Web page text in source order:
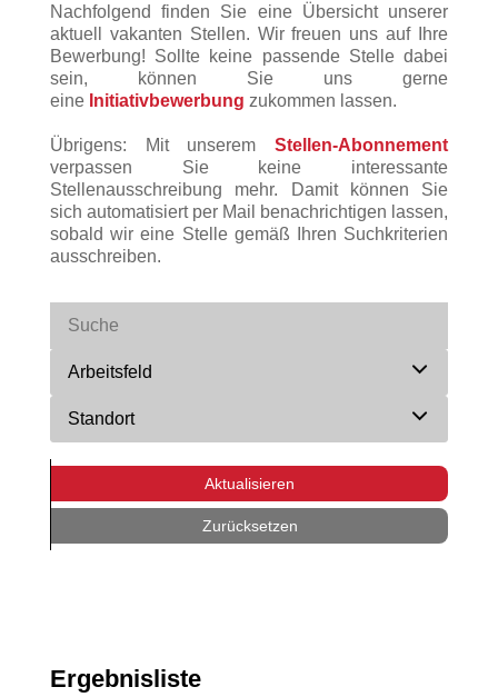
Nachfolgend finden Sie eine Übersicht unserer
aktuell vakanten Stellen. Wir freuen uns auf Ihre
Bewerbung! Sollte keine passende Stelle dabei
sein, können Sie uns gerne
eine Initiativbewerbung zukommen lassen.
Übrigens: Mit unserem Stellen-Abonnement
verpassen Sie keine interessante
Stellenausschreibung mehr. Damit können Sie
sich automatisiert per Mail benachrichtigen lassen,
sobald wir eine Stelle gemäß Ihren Suchkriterien
ausschreiben.
Arbeitsfeld
Standort
Aktualisieren
Zurücksetzen
Ergebnisliste